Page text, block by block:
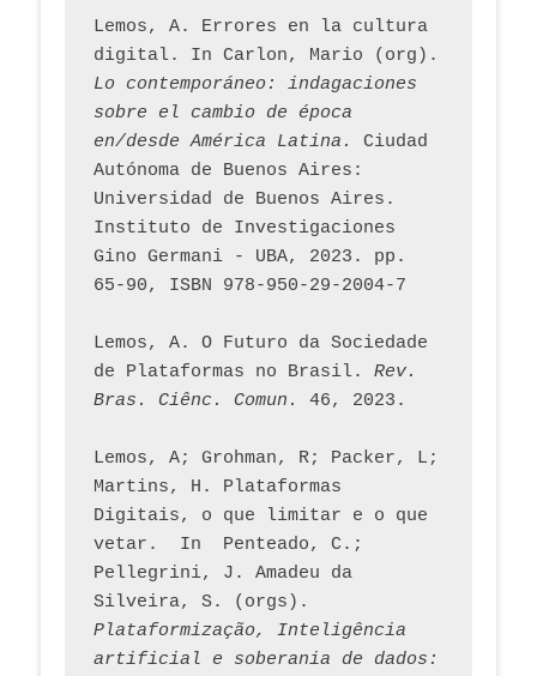
Lemos, A. Errores en la cultura
Lo contemporáneo: indagaciones
sobre el cambio de época
en/desde América Latina.
Ciudad
Autónoma de Buenos Aires:
Universidad de Buenos Aires.
Instituto de Investigaciones
Gino Germani - UBA, 2023. pp.
65-90, ISBN 978-950-29-2004-7
Lemos, A. O Futuro da Sociedade
de Plataformas no Brasil. Rev.
Bras. Ciênc. Comun.
Lemos, A; Grohman, R; Packer, L;
Martins, H. Plataformas
Digitais, o que limitar e o que
vetar.  In  Penteado, C.;
Pellegrini, J. Amadeu da
Plataformização, Inteligência
artificial e soberania de dados: